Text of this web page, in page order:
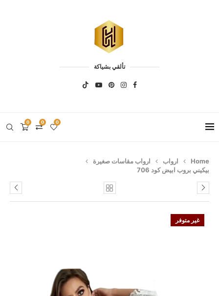
تألقي بشياكة
0 0 0
Home ارواب
ارواب مقاسات صغيرة
بيكيني بروب ابيض كود 706
غير متوفر